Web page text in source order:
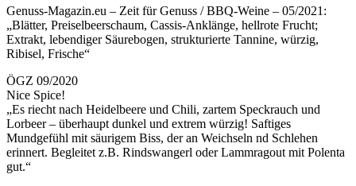
Genuss-Magazin.eu – Zeit für Genuss / BBQ-Weine – 05/2021:
„Blätter, Preiselbeerschaum, Cassis-Anklänge, hellrote Frucht;
Extrakt, lebendiger Säurebogen, strukturierte Tannine, würzig,
Ribisel, Frische“
ÖGZ 09/2020
Nice Spice!
„Es riecht nach Heidelbeere und Chili, zartem Speckrauch und
Lorbeer – überhaupt dunkel und extrem würzig! Saftiges
Mundgefühl mit säurigem Biss, der an Weichseln nd Schlehen
erinnert. Begleitet z.B. Rindswangerl oder Lammragout mit Polenta
gut.“